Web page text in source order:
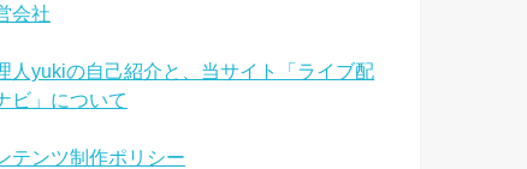
会社
人yukiの自己紹介と、当サイト「ライブ配
ビ」について
テンツ制作ポリシー